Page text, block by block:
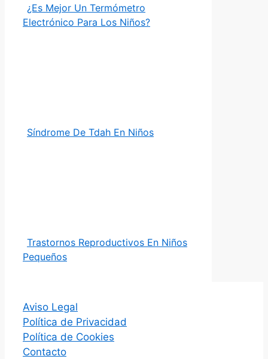
¿Es Mejor Un Termómetro
Electrónico Para Los Niños?
Síndrome De Tdah En Niños
Trastornos Reproductivos En Niños
Pequeños
Aviso Legal
Política de Privacidad
Política de Cookies
Contacto